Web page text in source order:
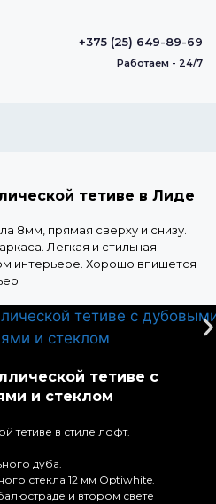
+375 (25) 649-89-69
Работаем - 24/7
тетиве в Лиде
8мм, прямая сверху и снизу.
Легкая и стильная
интерьере. Хорошо впишется
тетиве с
и стеклом
тетиве в стиле лофт.
дуба.
стекла 12 мм Optiwhite.
и втором свете